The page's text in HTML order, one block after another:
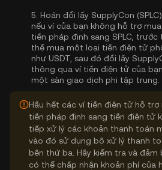
5. Hoán đổi lấy SupplyCon
nếu ví của bạn không hỗ trợ
tiền pháp định sang SPLC, trước
thể mua một loại tiền điện tử
như USDT, sau đó đổi lấy
thông qua ví tiền điện tử của
một sàn giao dịch phi tập trung.
Hầu hết các ví tiền điện tử hỗ trợ
tiền pháp định sang tiền điện tử
tiếp xử lý các khoản thanh toán
vào đó sử dụng bộ xử lý thanh
bên thứ ba. Hãy kiểm tra và đảm
có thể chấp nhận khoản phí của